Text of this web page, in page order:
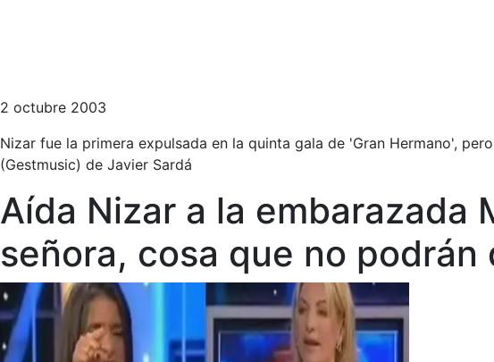
2 octubre 2003
Nizar fue la primera expulsada en la quinta gala de 'Gran Hermano',
(Gestmusic) de Javier Sardá
Aída Nizar a la embarazada
señora, cosa que no